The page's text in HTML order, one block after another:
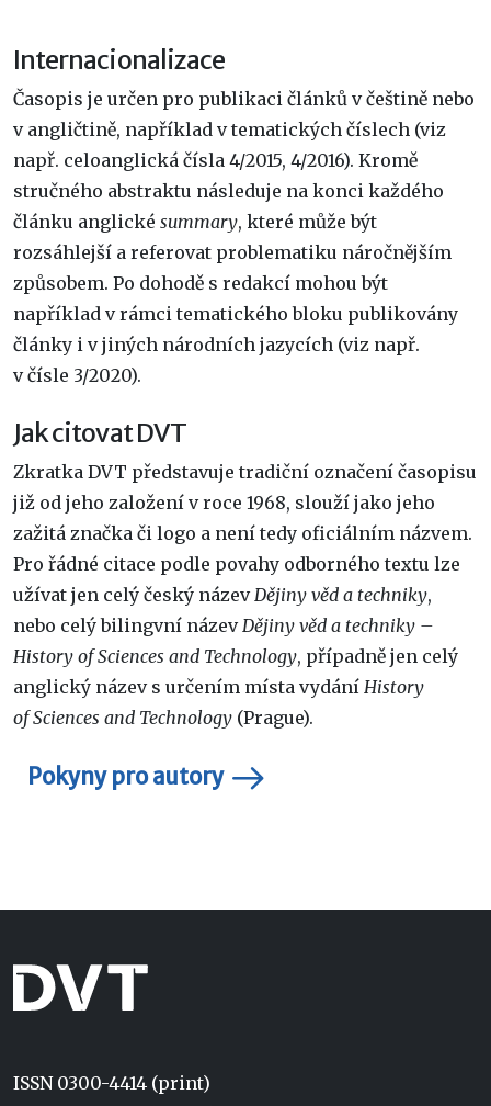
Internacionalizace
Časopis je určen pro publikaci článků v češtině nebo
v angličtině, například v tematických číslech (viz
např. celoanglická čísla 4/2015, 4/2016). Kromě
stručného abstraktu následuje na konci každého
článku anglické summary, které může být
rozsáhlejší a referovat problematiku náročnějším
způsobem. Po dohodě s redakcí mohou být
například v rámci tematického bloku publikovány
články i v jiných národních jazycích (viz např.
v čísle 3/2020).
Jak citovat DVT
Zkratka DVT představuje tradiční označení časopisu
již od jeho založení v roce 1968, slouží jako jeho
zažitá značka či logo a není tedy oficiálním názvem.
Pro řádné citace podle povahy odborného textu lze
užívat jen celý český název Dějiny věd a techniky,
nebo celý bilingvní název Dějiny věd a techniky –
History of Sciences and Technology, případně jen celý
anglický název s určením místa vydání History
of Sciences and Technology (Prague).
Pokyny pro autory
ISSN 0300-4414 (print)